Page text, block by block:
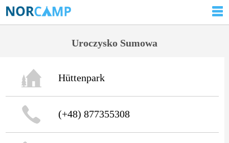
Uroczysko Sumowa
Hüttenpark
(+48) 877355308